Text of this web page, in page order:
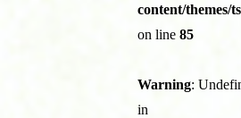
content/themes/
on line85
Warning:
in